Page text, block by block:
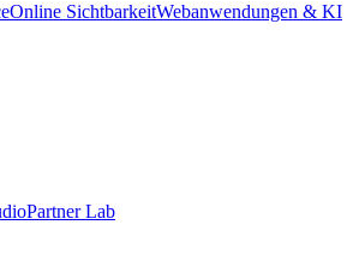
Online SichtbarkeitWebanwendungen & KI
Partner Lab